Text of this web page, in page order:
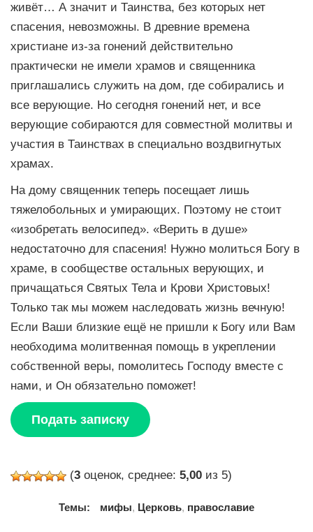
живёт… А значит и Таинства, без которых нет
спасения, невозможны. В древние времена
христиане из-за гонений действительно
практически не имели храмов и священника
приглашались служить на дом, где собирались и
все верующие. Но сегодня гонений нет, и все
верующие собираются для совместной молитвы и
участия в Таинствах в специально воздвигнутых
храмах.
На дому священник теперь посещает лишь
тяжелобольных и умирающих. Поэтому не стоит
«изобретать велосипед». «Верить в душе»
недостаточно для спасения! Нужно молиться Богу в
храме, в сообществе остальных верующих, и
причащаться Святых Тела и Крови Христовых!
Только так мы можем наследовать жизнь вечную!
Если Ваши близкие ещё не пришли к Богу или Вам
необходима молитвенная помощь в укреплении
собственной веры, помолитесь Господу вместе с
нами, и Он обязательно поможет!
Подать записку
(3 оценок, среднее: 5,00 из 5)
Темы: мифы, Церковь, православие